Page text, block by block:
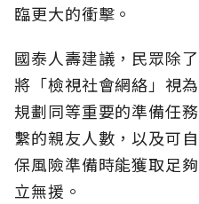
臨更大的衝擊。
國泰人壽建議，民眾除
將「檢視社會網絡」視
規劃同等重要的準備任
繫的親友人數，以及可
保風險準備時能獲取足
立無援。